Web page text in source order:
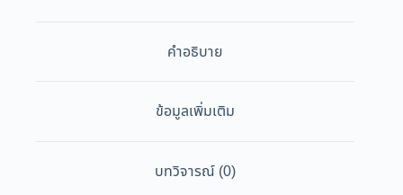
คำอธิบาย
ข้อมูลเพิ่มเติม
บทวิจารณ์ (0)